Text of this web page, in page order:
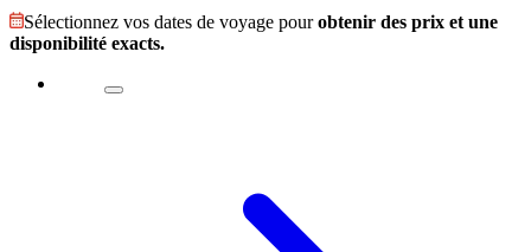
Sélectionnez vos dates de voyage pourobtenir des prix et une
disponibilité exacts.